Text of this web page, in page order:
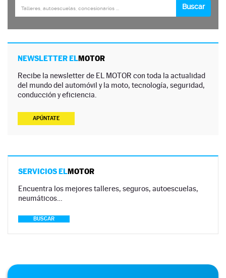
NEWSLETTER ELMOTOR
Recibe la newsletter de EL MOTOR con toda la actualidad
del mundo del automóvil y la moto, tecnología, seguridad,
conducción y eficiencia.
APÚNTATE
SERVICIOS ELMOTOR
Encuentra los mejores talleres, seguros, autoescuelas,
neumáticos…
BUSCAR